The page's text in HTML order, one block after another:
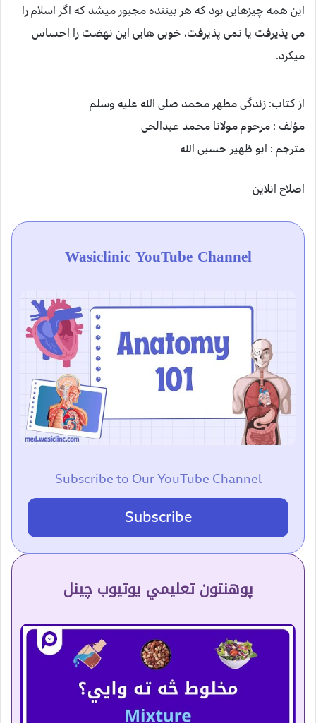
این همه چیزهایی بود که هر بیننده مجبور میشد که اگر اسلام را
می پذیرفت یا نمی پذیرفت، خوبی هایی این نهضت را احساس
میکرد.
از کتاب: زندگی مطهر محمد صلی الله علیه وسلم
مؤلف : مرحوم مولانا محمد عبدالحی
مترجم : ابو ظهیر حسبی الله
اصلاح انلاین
Wasiclinic YouTube Channel
Subscribe to Our YouTube Channel
Subscribe
پوهنتون تعلیمي یوتیوب چینل